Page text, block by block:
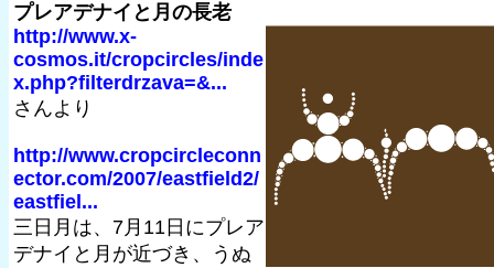
プレアデナイと月の長老
http://www.x-
cosmos.it/cropcircles/inde
x.php?filterdrzava=&...
さんより
http://www.cropcircleconn
ector.com/2007/eastfield2/
eastfiel...
三日月は、7月11日にプレア
デナイと月が近づき、うぬ